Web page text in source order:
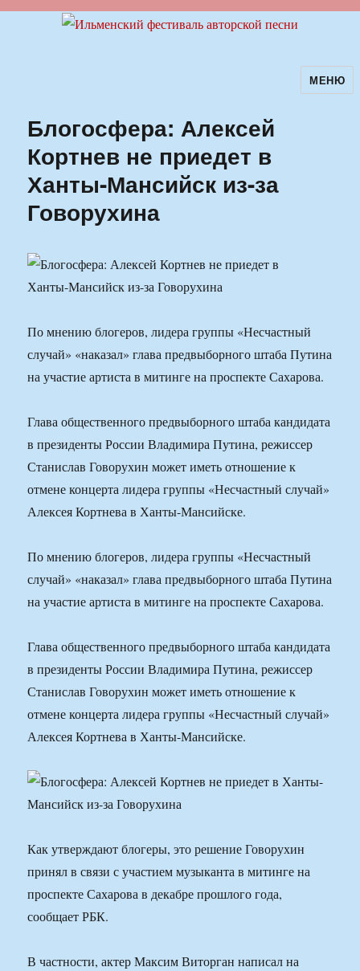
Ильменский фестиваль авторскойМЕНЮ
Блогосфера: Алексей
Кортнев не приедет в
Ханты-Мансийск из-за
Говорухина
По мнению блогеров, лидера группы «Несчастный
случай» «наказал» глава предвыборного штаба Путина
на участие артиста в митинге на проспекте Сахарова.
Глава общественного предвыборного штаба кандидата
в президенты России Владимира Путина, режиссер
Станислав Говорухин может иметь отношение к
отмене концерта лидера группы «Несчастный случай»
Алексея Кортнева в Ханты-Мансийске.
По мнению блогеров, лидера группы «Несчастный
случай» «наказал» глава предвыборного штаба Путина
на участие артиста в митинге на проспекте Сахарова.
Глава общественного предвыборного штаба кандидата
в президенты России Владимира Путина, режиссер
Станислав Говорухин может иметь отношение к
отмене концерта лидера группы «Несчастный случай»
Алексея Кортнева в Ханты-Мансийске.
Как утверждают блогеры, это решение Говорухин
принял в связи с участием музыканта в митинге на
проспекте Сахарова в декабре прошлого года,
сообщает РБК.
В частности, актер Максим Виторган написал на